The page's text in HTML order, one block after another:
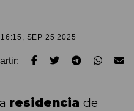
16:15, SEP 25 2025
residencia de